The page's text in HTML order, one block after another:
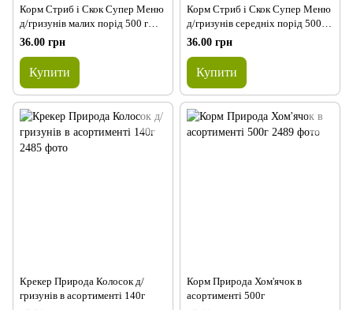
Корм Стриб і Скок Супер Меню
д/гризунів малих порід 500 г
±3%
36.00 грн
Купити
Корм Стриб і Скок Супер Меню
д/гризунів середніх порід 500 г
±3%
36.00 грн
Купити
Крекер Природа Колосок д/
гризунів в асортименті 140г
Корм Природа Хом'ячок в
асортименті 500г